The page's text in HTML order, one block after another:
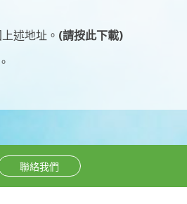
述地址。 (請按此下載)
聯絡我們